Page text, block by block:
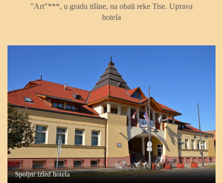
"Art"***, u gradu tišine, na obali reke Tise. Uprava
hotela
Spoljni izled hotela